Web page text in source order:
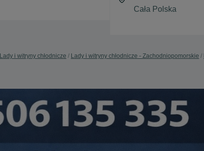
Lady i witryny chłodnicze Lady i witryny chłodnicze - Zachodniopomorskie